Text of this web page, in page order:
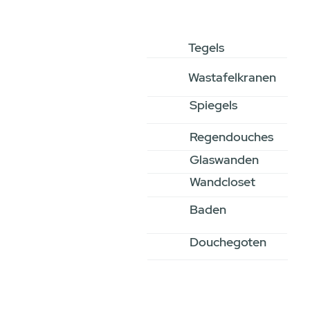
Tegels
Wastafelkranen
Spiegels
Regendouches
Glaswanden
Wandcloset
Baden
Douchegoten